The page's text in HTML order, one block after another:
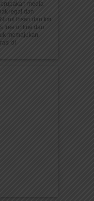
media
legal dan
Ihsan dan tim
free online dan
memajukan
di